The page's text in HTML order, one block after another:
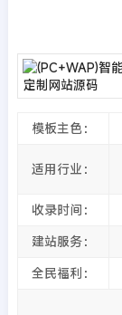
模板主色：
适用行业：
收录时间：
建站服务：
全民福利：